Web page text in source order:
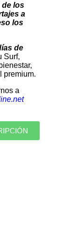
de los
a
los
de
Surf,
premium.
a